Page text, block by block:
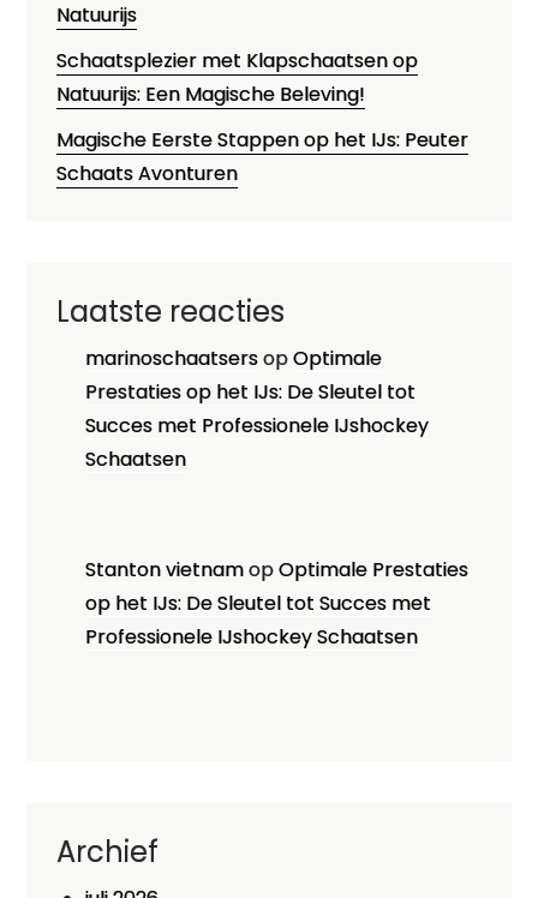
Natuurijs
Schaatsplezier met Klapschaatsen op
Natuurijs: Een Magische Beleving!
Magische Eerste Stappen op het IJs: Peuter
Schaats Avonturen
Laatste reacties
marinoschaatsersopOptimale
Prestaties op het IJs: De Sleutel tot
Succes met Professionele IJshockey
Schaatsen
Stanton vietnamopOptimale Prestaties
op het IJs: De Sleutel tot Succes met
Professionele IJshockey Schaatsen
Archief